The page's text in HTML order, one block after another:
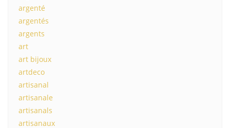
argenté
argentés
argents
art
art bijoux
artdeco
artisanal
artisanale
artisanals
artisanaux